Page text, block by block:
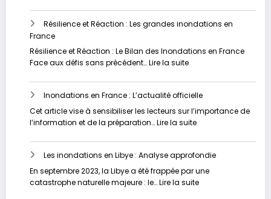
estimé
un
Avenir
Sûr
:
Innovantes
pour
les
Inondations
Résilience et Réaction : Les grandes inondations en
France
Résilience et Réaction : Le Bilan des Inondations en France
Face aux défis sans précédent…Lire la suite:
et
Réaction
:
Les
inondations
en
Inondations en France : L’actualité officielle
Cet article vise à sensibiliser les lecteurs sur l’importance de
l’information et de la préparation…Lire la suite:
en
France
:
L’actualité
Les inondations en Libye : Analyse approfondie
En septembre 2023, la Libye a été frappée par une
catastrophe naturelle majeure : le…Lire la suite: